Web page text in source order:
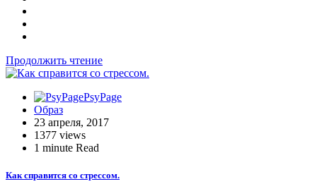
Продолжить чтение
PsyPage
Образ
23 апреля, 2017
1377 views
1 minute Read
Как справится со стрессом.